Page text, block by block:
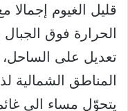
قليل الغيوم
الحرارة فوق
تعديل على
المناطق الشمالية
يتحوّل مساء الى